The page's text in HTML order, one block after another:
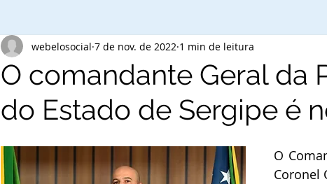
O comandante Geral da
do Estado de Sergipe é
webelosocial 7 de nov. de 2022 1 min de leitura
O
Coronel